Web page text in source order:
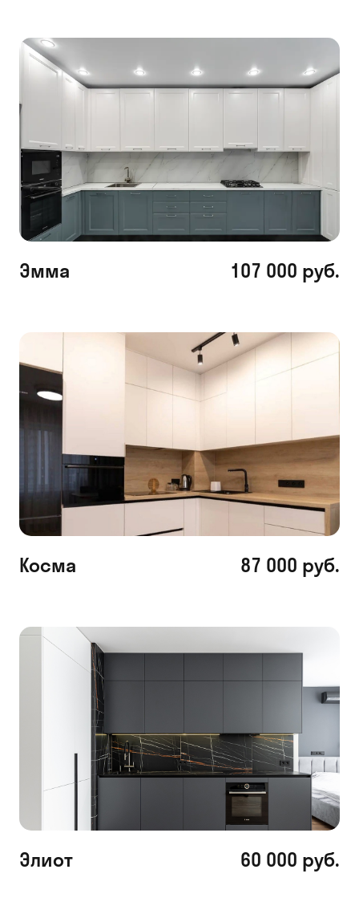
Эмма 107 000 руб.
Косма 87 000 руб.
Элиот 60 000 руб.